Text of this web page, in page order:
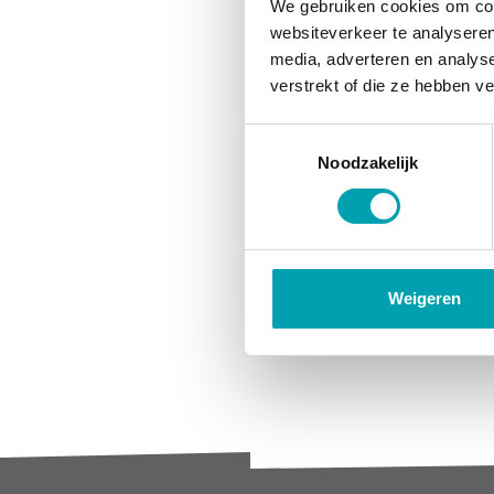
We gebruiken cookies om
websiteverkeer te
media, adverteren en
verstrekt of die ze hebben
Noodzakelijk
Weigeren